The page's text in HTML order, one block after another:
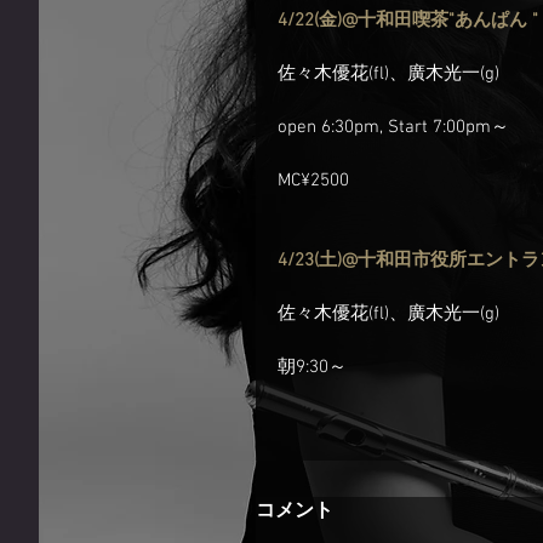
4/22(金)@十和田喫茶"あんぱん "
佐々木優花(fl)、廣木光一(g)
open 6:30pm, Start 7:00pm～
MC¥2500
4/23(土)@十和田市役所エント
佐々木優花(fl)、廣木光一(g)
朝9:30～
コメント